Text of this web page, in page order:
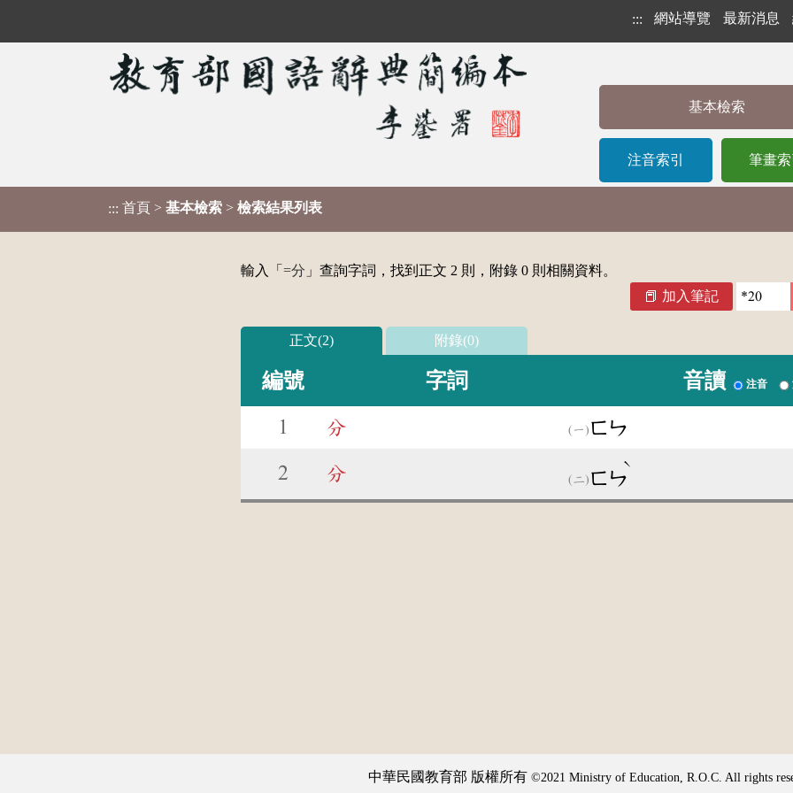
::: 網站導覽 最新消息
基本檢索
注音索引 筆畫索
::: 首頁 > 基本檢索 > 檢索結果列表
輸入「 =分 」查詢字詞，找到正文 2 則，附錄 0 則相關資料。
加入筆記
正文(2) 附錄(0)
編號 字詞 音讀 注音
1 分 ㄈㄣ
2 分 ㄈㄣ
ˋ
中華民國教育部 版權所有 ©2021 Ministry of Education, R.O.C. All rights